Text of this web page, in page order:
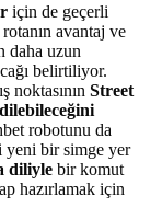
için de geçerli
avantaj ve
daha uzun
belirtiliyor.
noktasının Street
robotunu da
yeni bir simge yer
diliyle bir komut
hazırlamak için